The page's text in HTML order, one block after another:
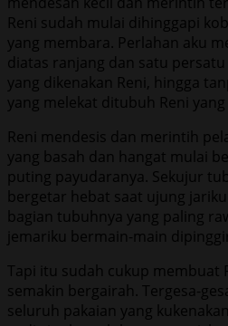
Reni sudah mulai dihinggapi
yang membara. Perlahan aku
diatas ranjang dan satu
yang dikenakan Reni, hingga
yang melekat ditubuh Reni
Reni mendesis dan merintih
yang basah dan hangat mulai
puting payudaranya. Sekujur
bergetar hebat saat ujung
bagian tubuhnya yang paling
jemariku bermain-main
Tapi itu sudah cukup membuat
semakin bergairah. Tergesa-
seluruh pakaian yang